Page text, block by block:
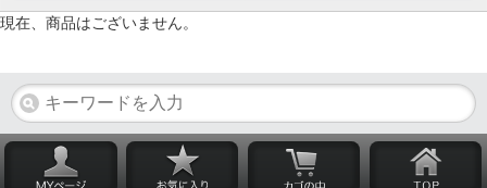
現在、商品はございません。